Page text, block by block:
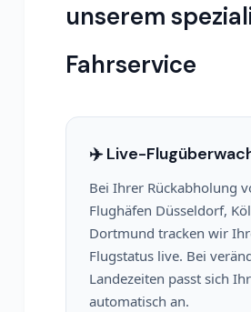
unserem
Fahrservice
✈️ Live-
Bei Ihrer Rückabholung
Flughäfen Düsseldorf,
Dortmund tracken wir
Flugstatus live. Bei
Landezeiten passt sich
automatisch an.